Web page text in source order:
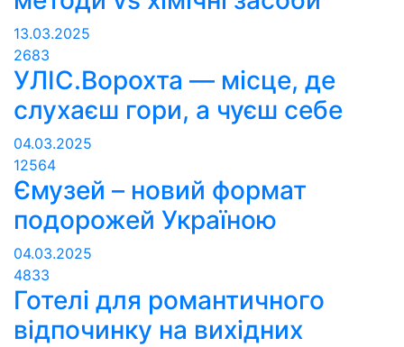
13.03.2025
2683
УЛІС.Ворохта — місце, де
слухаєш гори, а чуєш себе
04.03.2025
12564
Ємузей – новий формат
подорожей Україною
04.03.2025
4833
Готелі для романтичного
відпочинку на вихідних